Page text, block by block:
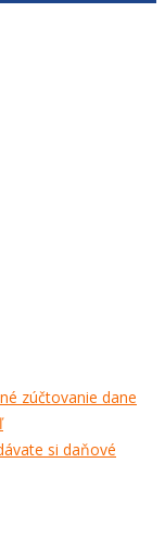
zúčtovanie dane
si daňové